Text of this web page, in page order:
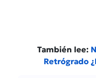
También lee:
Retrógrado